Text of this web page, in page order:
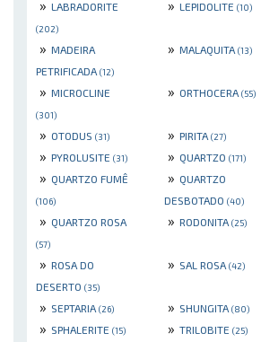
» LABRADORITE
(202)
» LEPIDOLITE (10)
» MADEIRA
PETRIFICADA (12)
» MALAQUITA (13)
» MICROCLINE
(301)
» ORTHOCERA (55)
» OTODUS (31) » PIRITA (27)
» PYROLUSITE (31) » QUARTZO (171)
» QUARTZO FUMÊ
(106)
» QUARTZO
DESBOTADO (40)
» QUARTZO ROSA
(57)
» RODONITA (25)
» ROSA DO
DESERTO (35)
» SAL ROSA (42)
» SEPTARIA (26) » SHUNGITA (80)
» SPHALERITE (15) » TRILOBITE (25)